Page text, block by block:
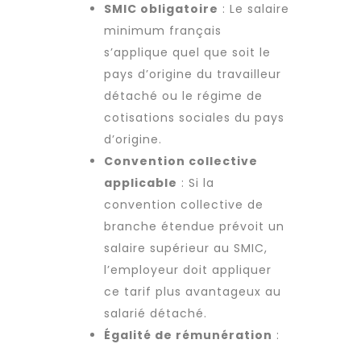
SMIC obligatoire : Le salaire
minimum français
s’applique quel que soit le
pays d’origine du travailleur
détaché ou le régime de
cotisations sociales du pays
d’origine.
Convention collective
applicable : Si la
convention collective de
branche étendue prévoit un
salaire supérieur au SMIC,
l’employeur doit appliquer
ce tarif plus avantageux au
salarié détaché.
Égalité de rémunération :